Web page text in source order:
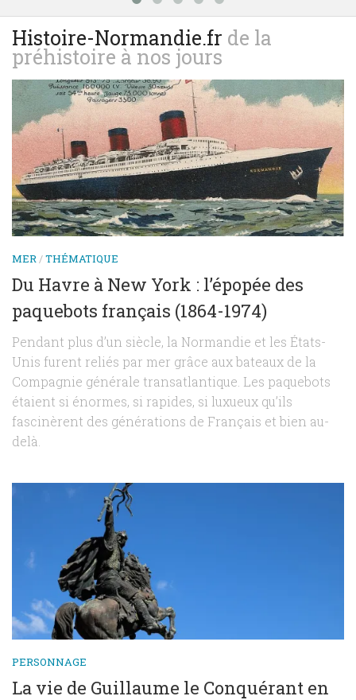
Histoire-Normandie.fr de la
préhistoire à nos jours
MER/THÉMATIQUE
Du Havre à New York : l’épopée des
paquebots français (1864-1974)
Pendant plus d’un siècle, la Normandie et les États-
Unis furent reliés par mer grâce aux bateaux de la
Compagnie générale transatlantique. Les paquebots
étaient si énormes, si rapides, si luxueux qu’ils
fascinèrent des générations de Français et bien au-
delà.
PERSONNAGE
La vie de Guillaume le Conquérant en